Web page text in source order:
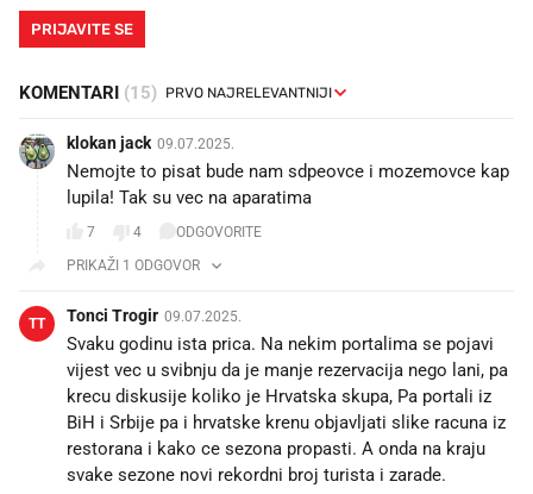
PRIJAVITE SE
KOMENTARI (15)
klokan jack 09.07.2025.
Nemojte to pisat bude nam sdpeovce i mozemovce kap
lupila! Tak su vec na aparatima
7 4
ODGOVORITE
PRIKAŽI 1 ODGOVOR
TT Tonci Trogir 09.07.2025.
Svaku godinu ista prica. Na nekim portalima se pojavi
vijest vec u svibnju da je manje rezervacija nego lani, pa
krecu diskusije koliko je Hrvatska skupa, Pa portali iz
BiH i Srbije pa i hrvatske krenu objavljati slike racuna iz
restorana i kako ce sezona propasti. A onda na kraju
svake sezone novi rekordni broj turista i zarade.